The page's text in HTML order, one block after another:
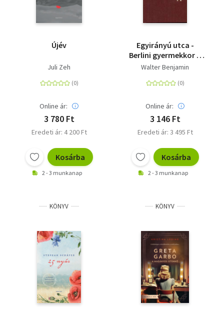
Újév
Juli Zeh
Online ár:
3 780 Ft
Eredeti ár: 4 200 Ft
Kosárba
2 - 3 munkanap
Egyirányú utca -
Berlini gyermekkor a
századforduló táján
Walter Benjamin
Online ár:
3 146 Ft
Eredeti ár: 3 495 Ft
Kosárba
2 - 3 munkanap
KÖNYV KÖNYV